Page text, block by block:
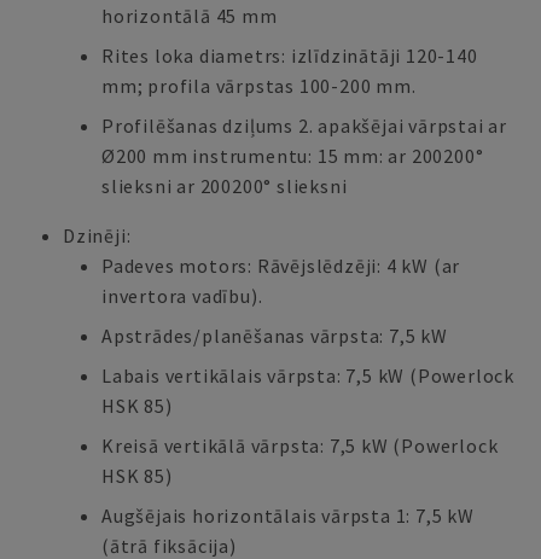
horizontālā 45 mm
Rites loka diametrs: izlīdzinātāji 120-140
mm; profila vārpstas 100-200 mm.
Profilēšanas dziļums 2. apakšējai vārpstai ar
Ø200 mm instrumentu: 15 mm: ar 200200°
slieksni ar 200200° slieksni
Dzinēji:
Padeves motors: Rāvējslēdzēji: 4 kW (ar
invertora vadību).
Apstrādes/planēšanas vārpsta: 7,5 kW
Labais vertikālais vārpsta: 7,5 kW (Powerlock
HSK 85)
Kreisā vertikālā vārpsta: 7,5 kW (Powerlock
HSK 85)
Augšējais horizontālais vārpsta 1: 7,5 kW
(ātrā fiksācija)